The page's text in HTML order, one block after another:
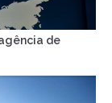
de